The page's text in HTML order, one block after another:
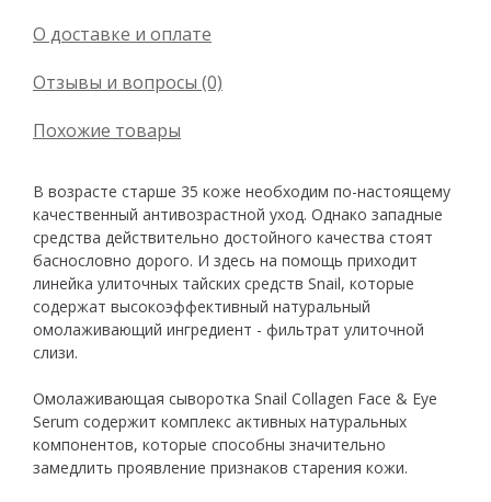
О доставке и оплате
Отзывы и вопросы (0)
Похожие товары
В возрасте старше 35 коже необходим по-настоящему
качественный антивозрастной уход. Однако западные
средства действительно достойного качества стоят
баснословно дорого. И здесь на помощь приходит
линейка улиточных тайских средств Snail, которые
содержат высокоэффективный натуральный
омолаживающий ингредиент - фильтрат улиточной
слизи.
Омолаживающая сыворотка Snail Collagen Face & Eye
Serum содержит комплекс активных натуральных
компонентов, которые способны значительно
замедлить проявление признаков старения кожи.